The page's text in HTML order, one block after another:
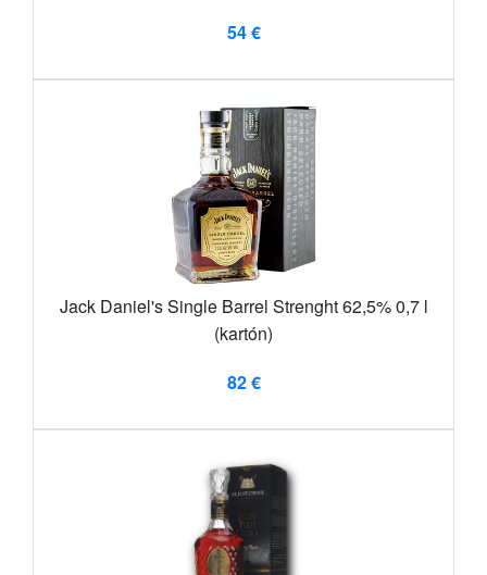
54 €
Jack Daniel's Single Barrel Strenght 62,5% 0,7 l
(kartón)
82 €